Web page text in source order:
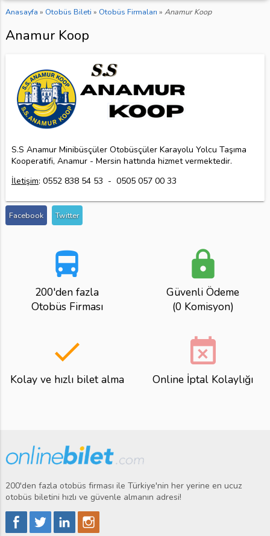
Anasayfa » Otobüs Bileti » Otobüs Firmaları » Anamur Koop
Anamur Koop
S.S Anamur Minibüsçüler Otobüsçüler Karayolu Yolcu Taşıma
Kooperatifi, Anamur - Mersin hattında hizmet vermektedir.
İletişim: 0552 838 54 53 - 0505 057 00 33
Facebook Twitter
directions_bus
200'den fazla
Otobüs Firması
lock
Güvenli Ödeme
(0 Komisyon)
done
Kolay ve hızlı bilet alma
event_busy
Online İptal Kolaylığı
200'den fazla otobüs firması ile Türkiye'nin her yerine en ucuz
otobüs biletini hızlı ve güvenle almanın adresi!